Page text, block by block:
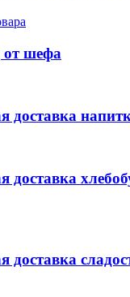
от шефа
доставка
доставка
доставка